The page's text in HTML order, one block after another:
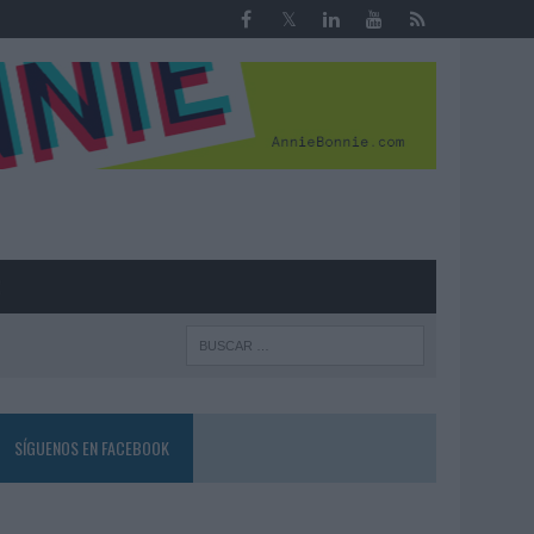
SÍGUENOS EN FACEBOOK